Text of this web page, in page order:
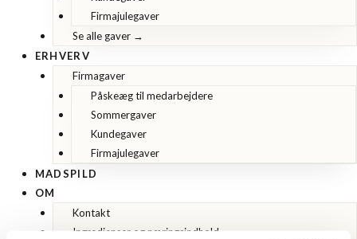
Firmajulegaver
Se alle gaver →
ERHVERV
Firmagaver
Påskeæg til medarbejdere
Sommergaver
Kundegaver
Firmajulegaver
MADSPILD
OM
Kontakt
Ingredienser og næringsindhold